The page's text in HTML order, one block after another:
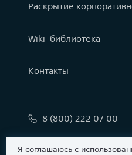
Раскрытие
Wiki-библиотека
Контакты
8 (800) 222 07 00
Я соглашаюсь с